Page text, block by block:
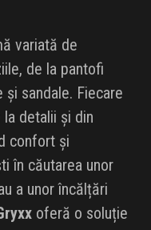
variată de
de la pantofi
sandale. Fiecare
detalii și din
confort și
în căutarea unor
a unor încălțări
oferă o soluție